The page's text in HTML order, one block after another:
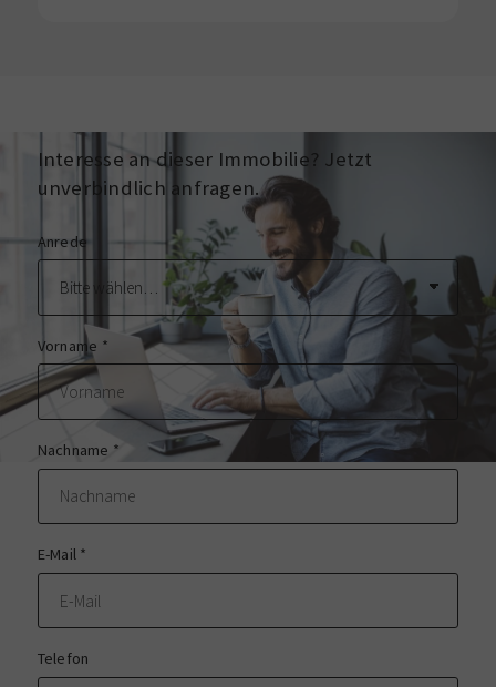
Interesse an dieser Immobilie? Jetzt
unverbindlich anfragen.
Anrede
Vorname *
Nachname *
E-Mail *
Telefon